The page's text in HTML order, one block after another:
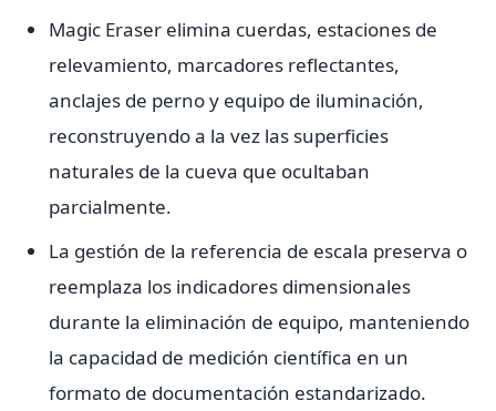
Magic Eraser elimina cuerdas, estaciones de
relevamiento, marcadores reflectantes,
anclajes de perno y equipo de iluminación,
reconstruyendo a la vez las superficies
naturales de la cueva que ocultaban
parcialmente.
La gestión de la referencia de escala preserva o
reemplaza los indicadores dimensionales
durante la eliminación de equipo, manteniendo
la capacidad de medición científica en un
formato de documentación estandarizado.